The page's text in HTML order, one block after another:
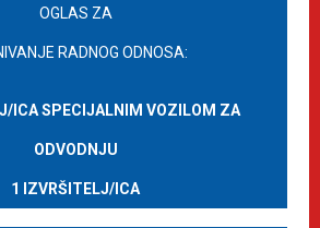
OGLAS ZA
RADNOG ODNOSA:
ICA SPECIJALNIM VOZILOM ZA
ODVODNJU
1 IZVRŠITELJ/ICA